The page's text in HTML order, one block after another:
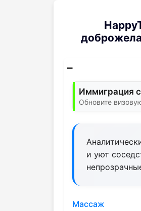
Иммиграция
Обновите
и уют
Массаж